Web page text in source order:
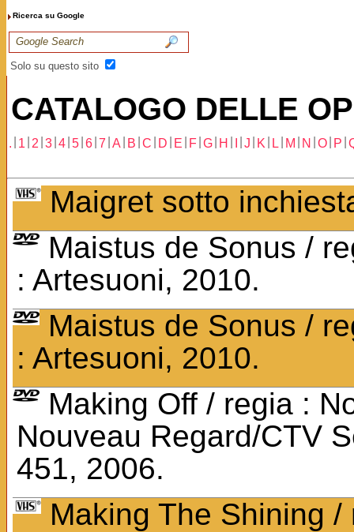
Ricerca su Google
Solo su questo sito
CATALOGO DELLE
. 1 2 3 4 5 6 7 A B C D E F G H J K L M N O P
Maigret sotto
Maistus de Sonus /
: Artesuoni, 2010.
Maistus de Sonus /
: Artesuoni, 2010.
Making Off / regia :
Nouveau Regard/CTV
451, 2006.
Making The Shining